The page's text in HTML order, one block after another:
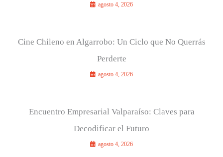
agosto 4, 2026
Cine Chileno en Algarrobo: Un Ciclo que No Querrás
Perderte
agosto 4, 2026
Encuentro Empresarial Valparaíso: Claves para
Decodificar el Futuro
agosto 4, 2026